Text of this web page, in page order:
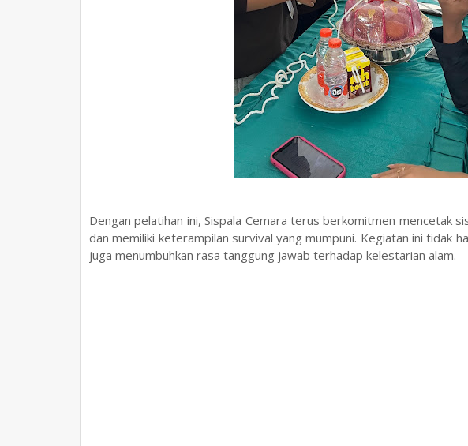
Dengan pelatihan ini, Sispala Cemara terus berkomitmen mencetak
dan memiliki keterampilan survival yang mumpuni. Kegiatan ini tidak
juga menumbuhkan rasa tanggung jawab terhadap kelestarian alam.